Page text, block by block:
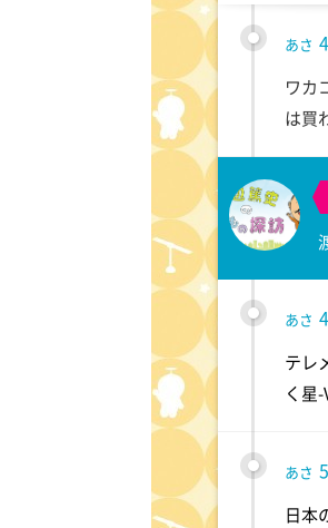
あさ
ワカ
は買
あさ
テレ
く星-
あさ
日本